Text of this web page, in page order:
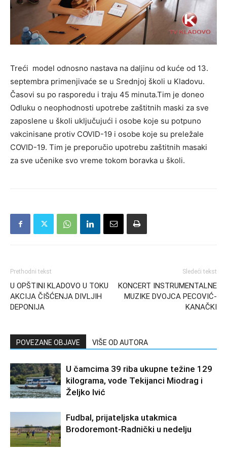
Treći model odnosno nastava na daljinu od kuće od 13.
septembra primenjivaće se u Srednjoj školi u Kladovu.
Časovi su po rasporedu i traju 45 minuta.Tim je doneo
Odluku o neophodnosti upotrebe zaštitnih maski za sve
zaposlene u školi uključujući i osobe koje su potpuno
vakcinisane protiv COVID-19 i osobe koje su preležale
COVID-19. Tim je preporučio upotrebu zaštitnih masaki
za sve učenike svo vreme tokom boravka u školi.
Prethodni tekst
U OPŠTINI KLADOVO U TOKU
AKCIJA ČIŠĆENJA DIVLJIH
DEPONIJA
Sledeći tekst
KONCERT INSTRUMENTALNE
MUZIKE DVOJCA PECOVIĆ-
KANAČKI
POVEZANE OBJAVE VIŠE OD AUTORA
U čamcima 39 riba ukupne težine 129
kilograma, vode Tekijanci Miodrag i
Željko Ivić
Fudbal, prijateljska utakmica
Brodoremont-Radnički u nedelju